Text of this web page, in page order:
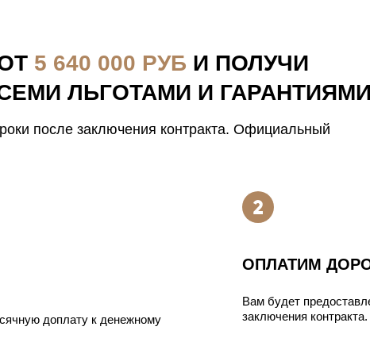
5 640 000 РУБ И ПОЛУЧИ
ЛЬГОТАМИ И ГАРАНТИЯМИ
после заключения контракта. Официальный
доплату к денежному
ОПЛАТИМ
Вам будет
заключения контракта.